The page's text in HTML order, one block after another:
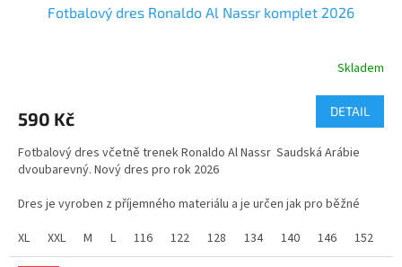
Fotbalový dres Ronaldo Al Nassr komplet 2026
je
z
5
Skladem
590 Kč DETAIL
Fotbalový dres včetně trenek Ronaldo Al Nassr Saudská Arábie
dvoubarevný. Nový dres pro rok 2026
Dres je vyroben z příjemného materiálu a je určen jak pro běžné
Nový dres pro rok 2026
XL XXL M L 116 122 128 134 140 146 152